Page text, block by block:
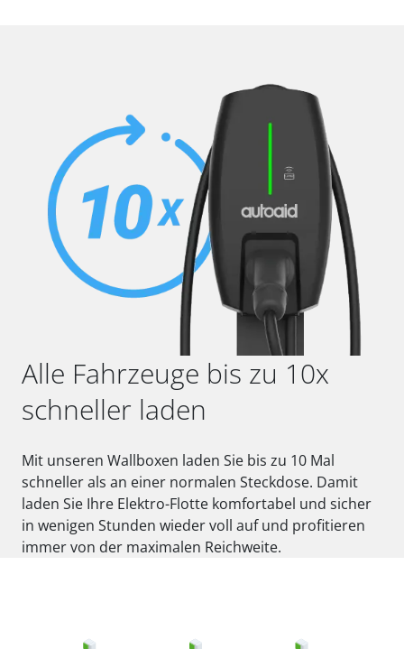
Alle Fahrzeuge bis zu 10x
schneller laden
Mit unseren Wallboxen laden Sie bis zu 10 Mal
schneller als an einer normalen Steckdose. Damit
laden Sie Ihre Elektro-Flotte komfortabel und sicher
in wenigen Stunden wieder voll auf und profitieren
immer von der maximalen Reichweite.